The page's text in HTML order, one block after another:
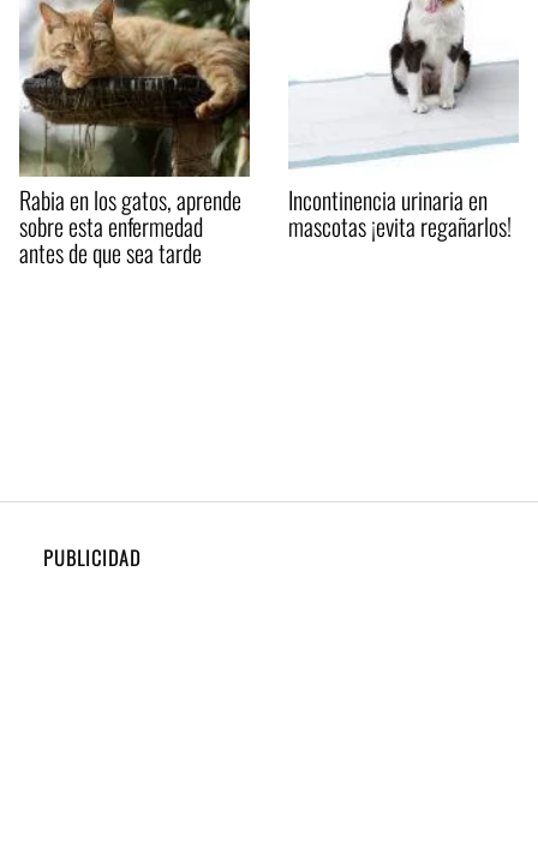
Rabia en los gatos, aprende
sobre esta enfermedad
antes de que sea tarde
Incontinencia urinaria en
mascotas ¡evita regañarlos!
PUBLICIDAD